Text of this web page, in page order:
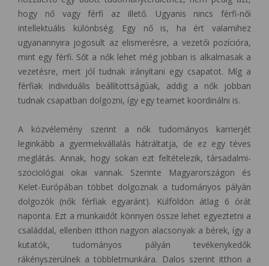
hogy nő vagy férfi az illető. Ugyanis nincs férfi-női
intellektuális különbség. Egy nő is, ha ért valamihez
ugyanannyira jogosult az elismerésre, a vezetői pozícióra,
mint egy férfi. Sőt a nők lehet még jobban is alkalmasak a
vezetésre, mert jól tudnak irányítani egy csapatot. Míg a
férfiak individuális beállítottságúak, addig a nők jobban
tudnak csapatban dolgozni, így egy teamet koordinálni is.
A közvélemény szerint a nők tudományos karrierjét
leginkább a gyermekvállalás hátráltatja, de ez egy téves
meglátás. Annak, hogy sokan ezt feltételezik, társadalmi-
szociológiai okai vannak. Szerinte Magyarországon és
Kelet-Európában többet dolgoznak a tudományos pályán
dolgozók (nők férfiak egyaránt). Külföldön átlag 6 órát
naponta. Ezt a munkaidőt könnyen össze lehet egyeztetni a
családdal, ellenben itthon nagyon alacsonyak a bérek, így a
kutatók, tudományos pályán tevékenykedők
rákényszerülnek a többletmunkára. Dalos szerint itthon a